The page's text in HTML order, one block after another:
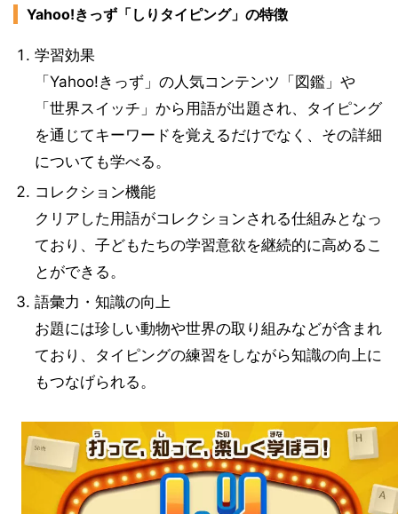
Yahoo!きっず「しりタイピング」の特徴
学習効果
「Yahoo!きっず」の人気コンテンツ「図鑑」や
「世界スイッチ」から用語が出題され、タイピング
を通じてキーワードを覚えるだけでなく、その詳細
についても学べる。
コレクション機能
クリアした用語がコレクションされる仕組みとなっ
ており、子どもたちの学習意欲を継続的に高めるこ
とができる。
語彙力・知識の向上
お題には珍しい動物や世界の取り組みなどが含まれ
ており、タイピングの練習をしながら知識の向上に
もつなげられる。